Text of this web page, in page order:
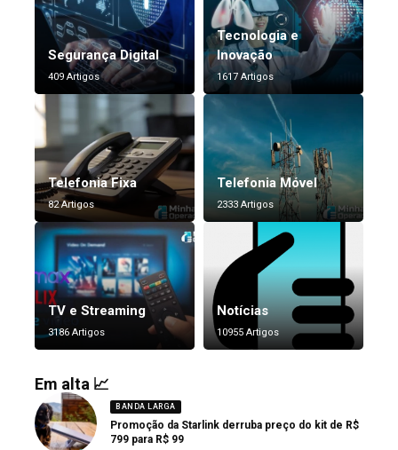
Segurança Digital
409 Artigos
Tecnologia e
Inovação
1617 Artigos
Telefonia Fixa
82 Artigos
Telefonia Móvel
2333 Artigos
TV e Streaming
3186 Artigos
Notícias
10955 Artigos
Em alta 📈
BANDA LARGA
Promoção da Starlink derruba preço do kit de R$
799 para R$ 99